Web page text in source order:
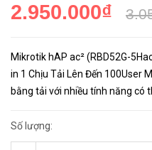
2.950.000₫
Mikrotik hAP ac² (RBD52G-
in 1 Chịu Tải Lên Đến 100User
bằng tải với nhiều tính năng có
Số lượng: